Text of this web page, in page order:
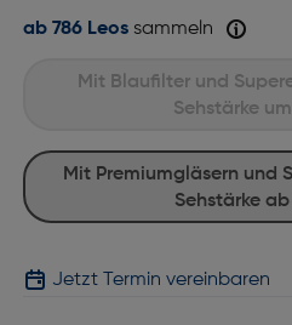
ab 786 Leossammeln
Mit Premiumgläsern und Superentspiegelung in
Sehstärke ab
Mit Blaufilter und Superentspiegelung, ohne
Sehstärke um
Jetzt Termin vereinbaren